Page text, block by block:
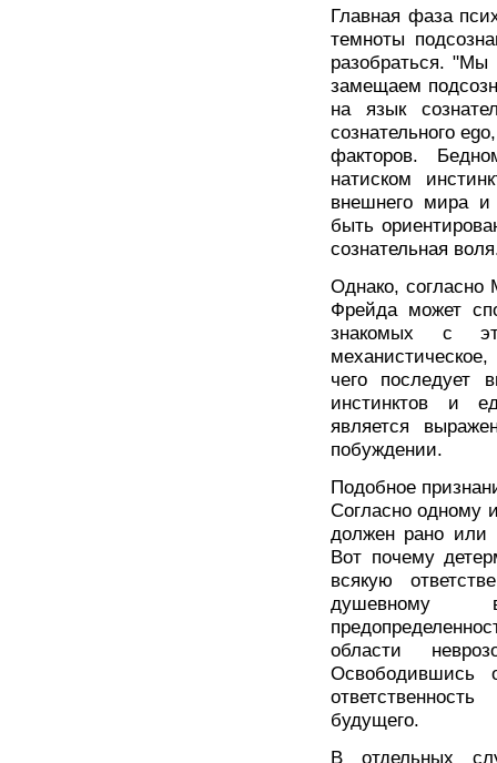
Главная фаза
темноты
разобраться.
замещаем
на язык
сознательного
факторов.
натиском
внешнего мира и
быть
сознательная
Однако, согласно
Фрейда может
знакомых с
чего
инстинктов и
является
побуждении.
Подобное
Согласно одному
должен рано или
Вот почему
всякую
душевному
области
Освободившись
будущего.
В отдельных